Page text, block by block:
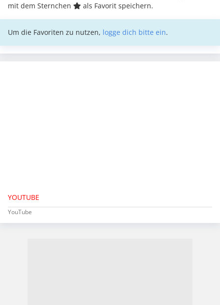
mit dem Sternchen
als Favorit speichern.
Um die Favoriten zu nutzen, logge dich bitte ein.
YOUTUBE
YouTube